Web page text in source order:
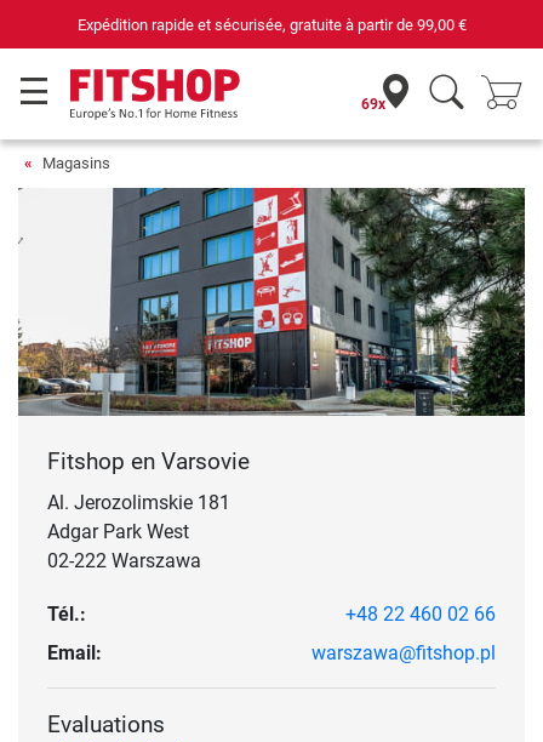
Expédition rapide et sécurisée, gratuite à partir de 99,00 €
69x
Magasins
Fitshop en Varsovie
Al. Jerozolimskie 181
Adgar Park West
02-222 Warszawa
Tél.:
+48 22 460 02 66
Email:
warszawa@fitshop.pl
Evaluations